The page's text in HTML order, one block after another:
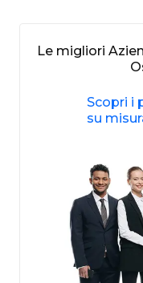
Le migliori
Scopri i
su